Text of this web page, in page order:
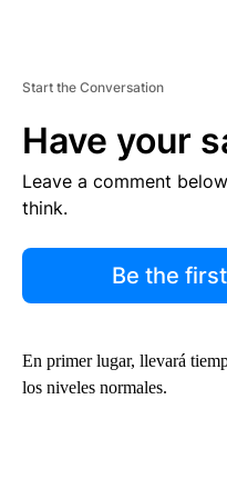
Start the Conversation
Have your
Leave a comment
think.
Be the
En primer lugar, llevará
los niveles normales.